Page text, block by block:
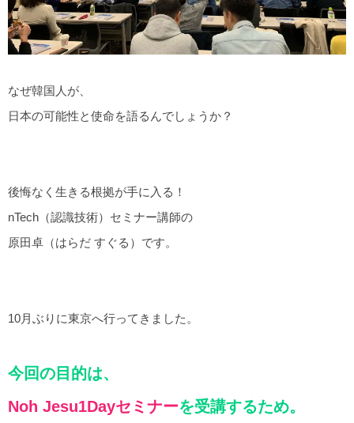
なぜ韓国人が、
日本の可能性と使命を語るんでしょうか？
後悔なく生きる根拠が手に入る！
nTech（認識技術）セミナー講師の
原田卓（はらだ すぐる）です。
10月ぶりに東京へ行ってきました。
今回の目的は、
Noh Jesu1Dayセミナーを受講するため。